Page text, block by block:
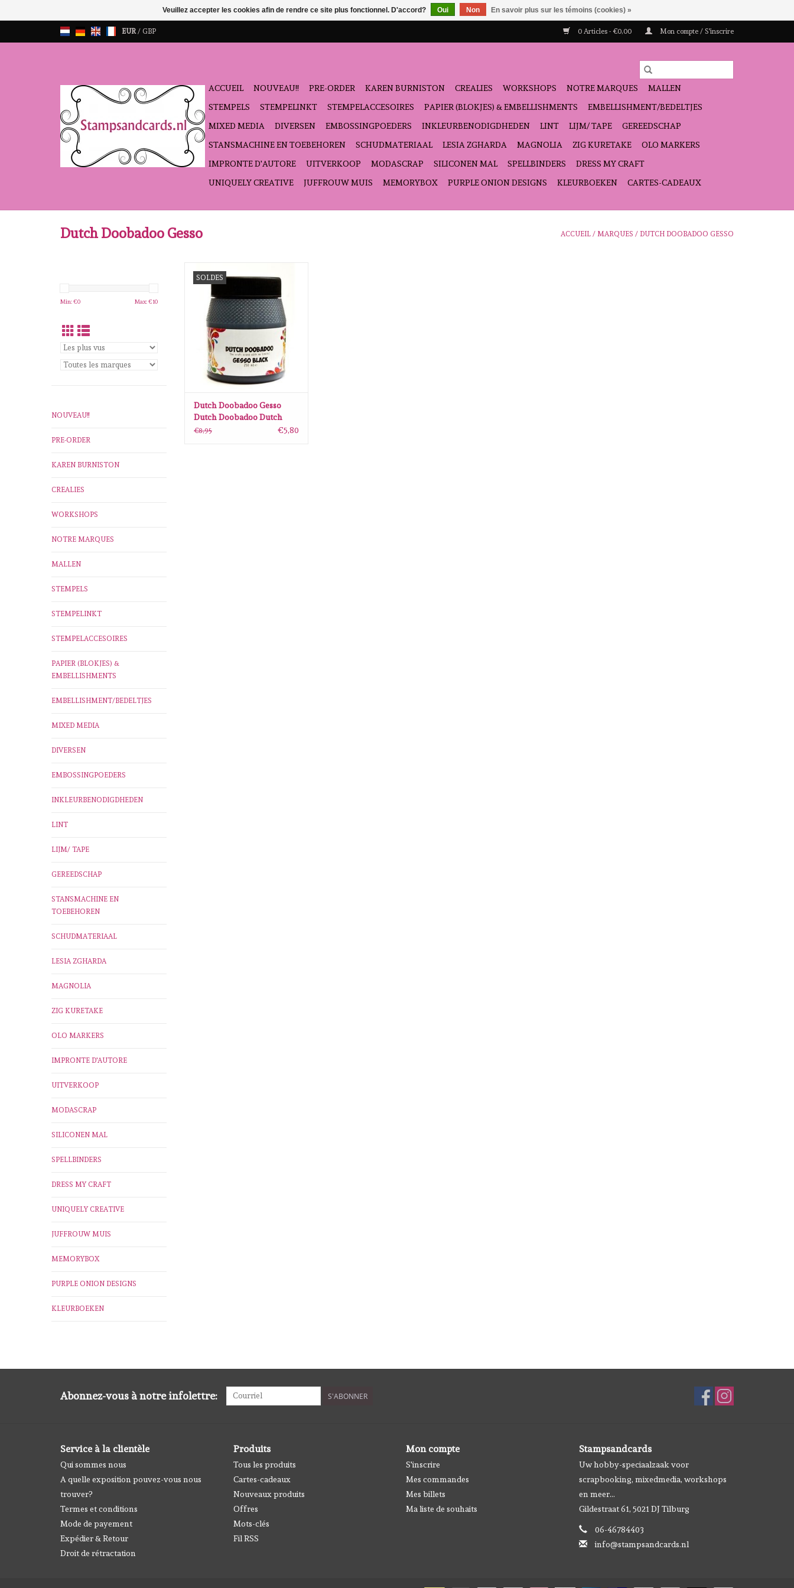
EUR/ GBP 0 Articles - €0,00 Mon compte / S'inscrire
ACCUEIL NOUVEAU!! PRE-ORDER KAREN BURNISTON CREALIES WORKSHOPS NOTRE MARQUES
MALLEN
STEMPELS
STEMPELINKT STEMPELACCESOIRES PAPIER (BLOKJES) & EMBELLISHMENTS
EMBELLISHMENT/BEDELTJES
MIXED MEDIA
DIVERSEN EMBOSSINGPOEDERS INKLEURBENODIGDHEDEN LINT LIJM/ TAPE
GEREEDSCHAP
STANSMACHINE EN TOEBEHOREN
SCHUDMATERIAAL LESIA ZGHARDA MAGNOLIA ZIG KURETAKE
OLO MARKERS
IMPRONTE D'AUTORE
UITVERKOOP MODASCRAP SILICONEN MAL SPELLBINDERS
DRESS MY CRAFT
UNIQUELY CREATIVE
JUFFROUW MUIS MEMORYBOX PURPLE ONION DESIGNS KLEURBOEKEN CARTES-CADEAUX
Dutch Doobadoo Gesso ACCUEIL / MARQUES / DUTCH DOOBADOO GESSO
Min: €0 Max: €10
NOUVEAU!!
PRE-ORDER
KAREN BURNISTON
CREALIES
WORKSHOPS
NOTRE MARQUES
MALLEN
STEMPELS
STEMPELINKT
STEMPELACCESOIRES
PAPIER (BLOKJES) &
EMBELLISHMENTS
EMBELLISHMENT/BEDELTJES
MIXED MEDIA
DIVERSEN
EMBOSSINGPOEDERS
INKLEURBENODIGDHEDEN
LINT
LIJM/ TAPE
GEREEDSCHAP
STANSMACHINE EN
TOEBEHOREN
SCHUDMATERIAAL
LESIA ZGHARDA
MAGNOLIA
ZIG KURETAKE
OLO MARKERS
IMPRONTE D'AUTORE
UITVERKOOP
MODASCRAP
SILICONEN MAL
SPELLBINDERS
DRESS MY CRAFT
UNIQUELY CREATIVE
JUFFROUW MUIS
MEMORYBOX
PURPLE ONION DESIGNS
KLEURBOEKEN
SOLDES
Doobadoo Dutch Gesso zwart
AJOUTER AU PANIER
Dutch Doobadoo Gesso
Dutch Doobadoo Dutch
Gesso zwart 250ML
€8,95 €5,80
Abonnez-vous à notre infolettre: S'ABONNER
Service à la clientèle
Qui sommes nous
A quelle exposition pouvez-vous nous
trouver?
Termes et conditions
Mode de payement
Expédier & Retour
Droit de rétractation
Produits
Tous les produits
Cartes-cadeaux
Nouveaux produits
Offres
Mots-clés
Fil RSS
Mon compte
S'inscrire
Mes commandes
Mes billets
Ma liste de souhaits
Stampsandcards
Uw hobby-speciaalzaak voor
scrapbooking, mixedmedia, workshops
en meer...
Gildestraat 61, 5021 DJ Tilburg
06-46784403
info@stampsandcards.nl
Veuillez accepter les cookies afin de rendre ce site plus fonctionnel. D'accord? Oui Non En savoir plus sur les témoins (cookies) »